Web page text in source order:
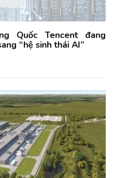
Quốc Tencent đang
“hệ sinh thái AI”